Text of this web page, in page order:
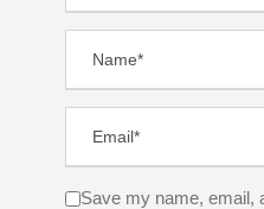
Save my name, email,